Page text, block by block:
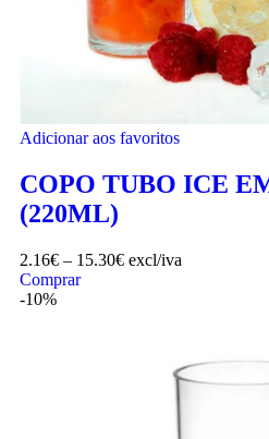
Adicionar aos favoritos
COPO TUBO ICE
(220ML)
2.16€ – 15.30€ excl/iva
Comprar
-10%